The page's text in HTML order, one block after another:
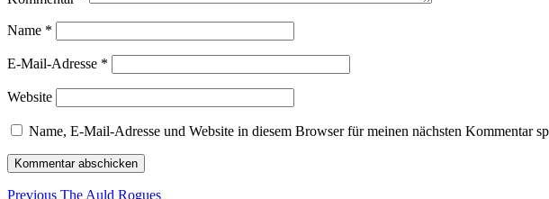
Name *
E-Mail-Adresse *
Website
Name, E-Mail-Adresse und Website in diesem Browser für meinen nächsten Kommentar
Previous Previous
The Auld Rogues